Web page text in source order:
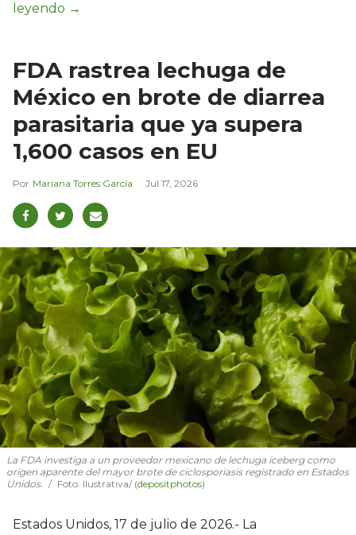
FDA rastrea lechuga de
México en brote de diarrea
parasitaria que ya supera
1,600 casos en EU
Mariana Torres García Jul 17, 2026
La FDA investiga a un proveedor mexicano de lechuga iceberg como
origen aparente del mayor brote de ciclosporiasis registrado en Estados
Unidos.
Foto: Ilustrativa/ (depositphotos)
Estados Unidos, 17 de julio de 2026.- La